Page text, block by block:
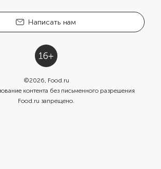
Написать нам
©2026, Food.ru
контента без письменного разрешения
Food.ru запрещено.